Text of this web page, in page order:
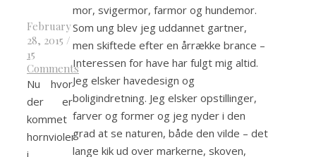
February
28, 2015 /
15
Comments
Nu hvor
der er
kommet
hornvioler
mor, svigermor, farmor og hundemor.
Som ung blev jeg uddannet gartner,
men skiftede efter en årrække brance –
Interessen for have har fulgt mig altid.
Jeg elsker havedesign og
boligindretning. Jeg elsker opstillinger,
farver og former og jeg nyder i den
grad at se naturen, både den vilde – det
lange kik ud over markerne, skoven,